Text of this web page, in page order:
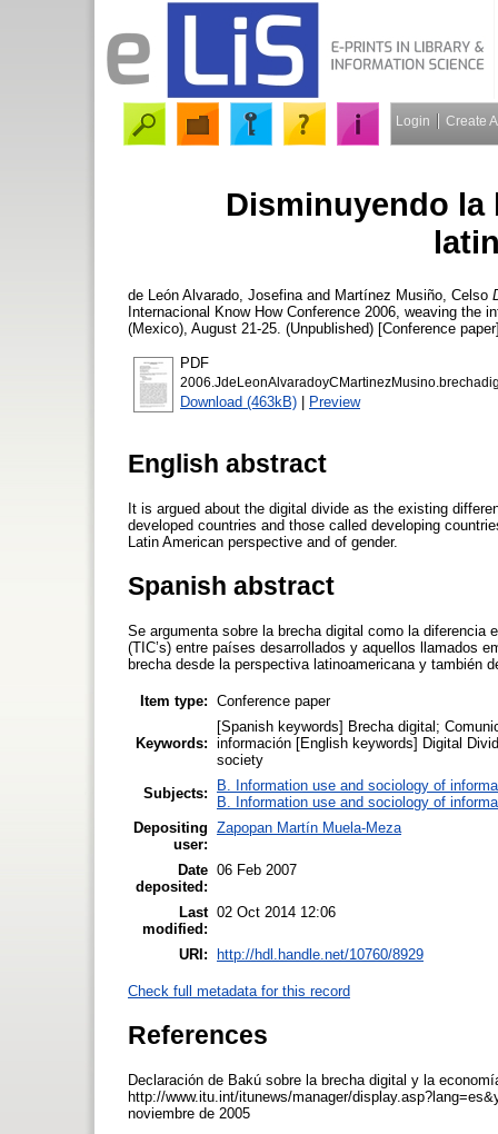
Login Create
Disminuyendo
de León Alvarado, Josefina and Martínez Musiño, Celso
Internacional Know How Conference 2006, weaving
(Mexico), August 21-25. (Unpublished) [Conference
PDF
Download (463kB) | Preview
English abstract
It is argued about the digital divide as the existing
developed countries and those called developing
Latin American perspective and of gender.
Spanish abstract
Se argumenta sobre la brecha digital como la
(TIC’s) entre países desarrollados y aquellos llamados
brecha desde la perspectiva latinoamericana y también
Item type: Conference paper
Keywords:
[Spanish keywords] Brecha digital;
información [English keywords] Digital
society
Subjects:
B. Information use and sociology of
B. Information use and sociology of
Depositing
user:
Zapopan Martín Muela-Meza
Date
deposited:
06 Feb 2007
Last
modified:
02 Oct 2014 12:06
URI: http://hdl.handle.net/10760/8929
Check full metadata for this record
References
Declaración de Bakú sobre la brecha digital y la
http://www.itu.int/itunews/manager/
noviembre de 2005